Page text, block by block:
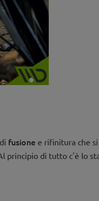
fusione e rifinitura che
principio di tutto c'è lo